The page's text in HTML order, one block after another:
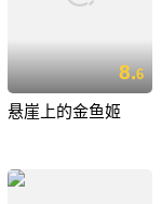
8.6
悬崖上的金鱼姬